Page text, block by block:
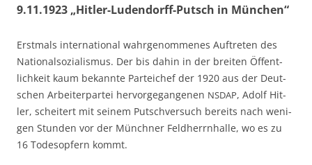
9.11.1923 „Hitler-Ludendorff-Putsch in München“
Erst­mals inter­na­tio­nal wahr­ge­nom­me­nes Auf­tre­ten des
Natio­nal­so­zia­lis­mus. Der bis dahin in der brei­ten Öffent­
lich­keit kaum bekann­te Par­tei­chef der 1920 aus der Deut­
schen Arbei­ter­par­tei her­vor­ge­gan­ge­nen NSDAP, Adolf Hit­
ler, schei­tert mit sei­nem Putsch­ver­such bereits nach weni­
gen Stun­den vor der Münch­ner Feld­herrn­hal­le, wo es zu
16 Todes­op­fern kommt.